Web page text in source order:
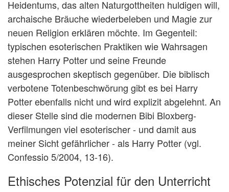
Heidentums, das alten Naturgottheiten huldigen will,
archaische Bräuche wiederbeleben und Magie zur
neuen Religion erklären möchte. Im Gegenteil:
typischen esoterischen Praktiken wie Wahrsagen
stehen Harry Potter und seine Freunde
ausgesprochen skeptisch gegenüber. Die biblisch
verbotene Totenbeschwörung gibt es bei Harry
Potter ebenfalls nicht und wird explizit abgelehnt. An
dieser Stelle sind die modernen Bibi Bloxberg-
Verfilmungen viel esoterischer - und damit aus
meiner Sicht gefährlicher - als Harry Potter (vgl.
Confessio 5/2004, 13-16).
Ethisches Potenzial für den Unterricht